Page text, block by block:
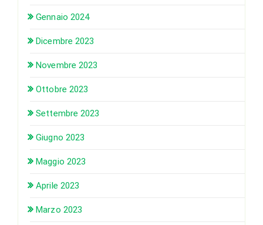
Gennaio 2024
Dicembre 2023
Novembre 2023
Ottobre 2023
Settembre 2023
Giugno 2023
Maggio 2023
Aprile 2023
Marzo 2023